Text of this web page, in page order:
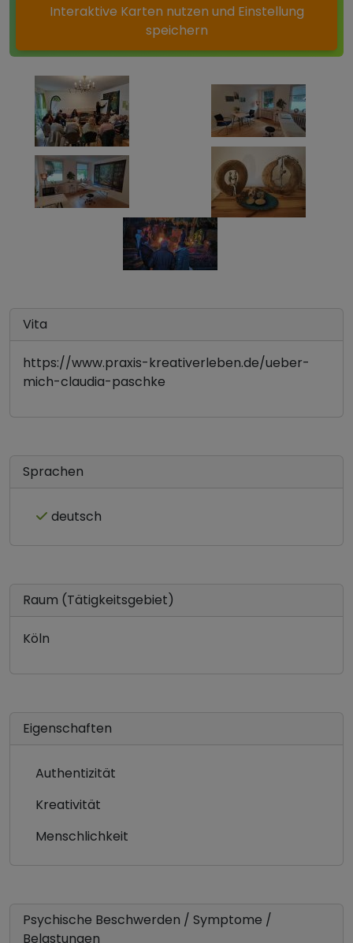
Interaktive Karten nutzen und Einstellung
speichern
Vita
https://www.praxis-kreativerleben.de/ueber-
mich-claudia-paschke
Sprachen
deutsch
Raum (Tätigkeitsgebiet)
Köln
Eigenschaften
Authentizität
Kreativität
Menschlichkeit
Psychische Beschwerden / Symptome /
Belastungen